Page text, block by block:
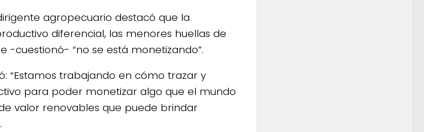
agropecuario destacó que la
diferencial, las menores huellas de
-cuestionó- “no se está monetizando”.
“Estamos trabajando en cómo trazar y
para poder monetizar algo que el mundo
valor renovables que puede brindar